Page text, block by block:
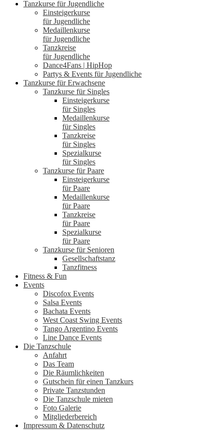
Tanzkurse für Jugendliche
Einsteigerkurse
für Jugendliche
Medaillenkurse
für Jugendliche
Tanzkreise
für Jugendliche
Dance4Fans | HipHop
Partys & Events für Jugendliche
Tanzkurse für Erwachsene
Tanzkurse für Singles
Einsteigerkurse
für Singles
Medaillenkurse
für Singles
Tanzkreise
für Singles
Spezialkurse
für Singles
Tanzkurse für Paare
Einsteigerkurse
für Paare
Medaillenkurse
für Paare
Tanzkreise
für Paare
Spezialkurse
für Paare
Tanzkurse für Senioren
Gesellschaftstanz
Tanzfitness
Fitness & Fun
Events
Discofox Events
Salsa Events
Bachata Events
West Coast Swing Events
Tango Argentino Events
Line Dance Events
Die Tanzschule
Anfahrt
Das Team
Die Räumlichkeiten
Gutschein für einen Tanzkurs
Private Tanzstunden
Die Tanzschule mieten
Foto Galerie
Mitgliederbereich
Impressum & Datenschutz